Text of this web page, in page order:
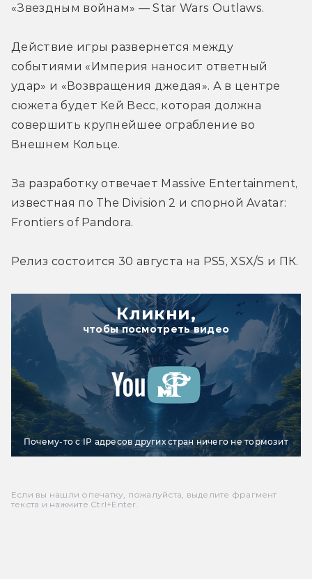
«Звездным войнам» — Star Wars Outlaws.
Действие игры развернется между
событиями «Империя наносит ответный
удар» и «Возвращения джедая». А в центре
сюжета будет Кей Весс, которая должна
совершить крупнейшее ограбление во
Внешнем Кольце.
За разработку отвечает Massive Entertainment,
известная по The Division 2 и спорной Avatar:
Frontiers of Pandora.
Релиз состоится 30 августа на PS5, XSX/S и ПК.
Кликни,
чтобы посмотреть видео
Почему-то с IP адресов других стран ничего не тормозит
Если вы нашли опечатку, пожалуйста, выделите фрагмент
текста и нажмите Ctrl+Enter.